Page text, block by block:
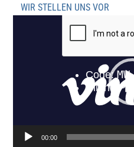
WIR STELLEN UNS VOR
00:00